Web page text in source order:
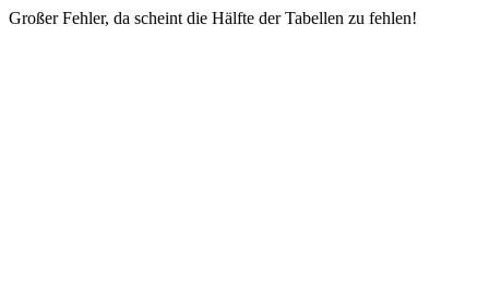
Großer Fehler, da scheint die Hälfte der Tabellen zu fehlen!